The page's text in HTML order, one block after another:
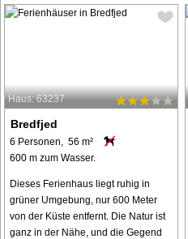
Haus: 63237
Bredfjed
6 Personen, 56 m²
600 m zum Wasser.
Dieses Ferienhaus liegt ruhig in
grüner Umgebung, nur 600 Meter
von der Küste entfernt. Die Natur ist
ganz in der Nähe, und die Gegend